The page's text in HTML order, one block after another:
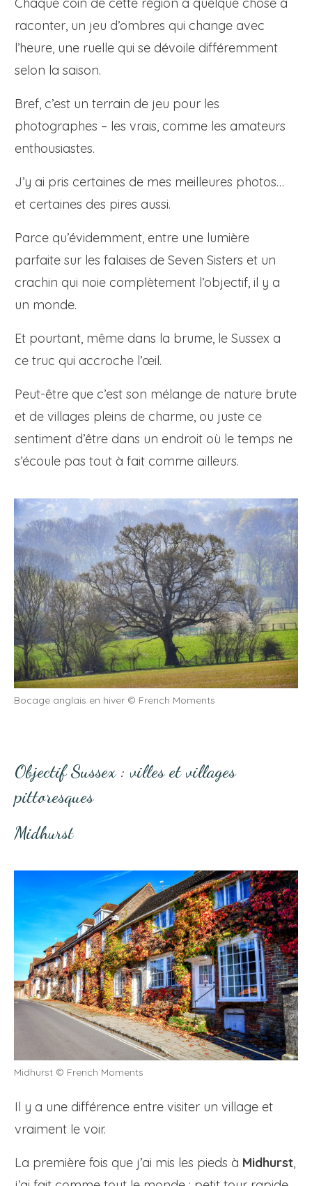
Chaque coin de cette région a quelque chose à
raconter, un jeu d’ombres qui change avec
l’heure, une ruelle qui se dévoile différemment
selon la saison.
Bref, c’est un terrain de jeu pour les
photographes – les vrais, comme les amateurs
enthousiastes.
J’y ai pris certaines de mes meilleures photos…
et certaines des pires aussi.
Parce qu’évidemment, entre une lumière
parfaite sur les falaises de Seven Sisters et un
crachin qui noie complètement l’objectif, il y a
un monde.
Et pourtant, même dans la brume, le Sussex a
ce truc qui accroche l’œil.
Peut-être que c’est son mélange de nature brute
et de villages pleins de charme, ou juste ce
sentiment d’être dans un endroit où le temps ne
s’écoule pas tout à fait comme ailleurs.
Bocage anglais en hiver © French Moments
Objectif Sussex : villes et villages
pittoresques
Midhurst
Midhurst © French Moments
Il y a une différence entre visiter un village et
vraiment le voir.
La première fois que j’ai mis les pieds à Midhurst,